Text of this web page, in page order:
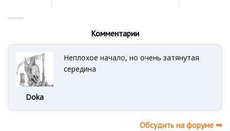
Комментарии
Doka
Неплохое начало, но очень затянутая
середина
Обсудить на форуме ➥